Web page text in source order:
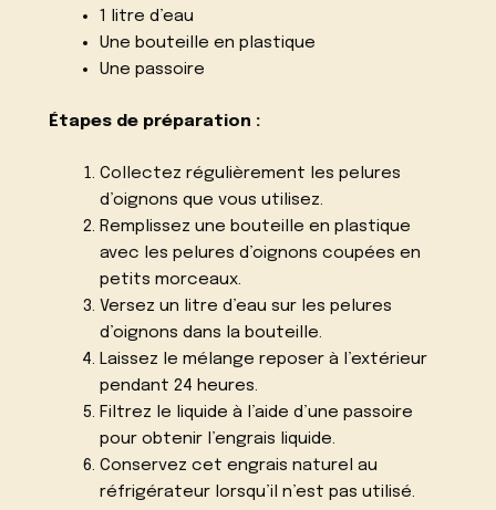
1 litre d’eau
Une bouteille en plastique
Une passoire
Étapes de préparation :
Collectez régulièrement les pelures
d’oignons que vous utilisez.
Remplissez une bouteille en plastique
avec les pelures d’oignons coupées en
petits morceaux.
Versez un litre d’eau sur les pelures
d’oignons dans la bouteille.
Laissez le mélange reposer à l’extérieur
pendant 24 heures.
Filtrez le liquide à l’aide d’une passoire
pour obtenir l’engrais liquide.
Conservez cet engrais naturel au
réfrigérateur lorsqu’il n’est pas utilisé.